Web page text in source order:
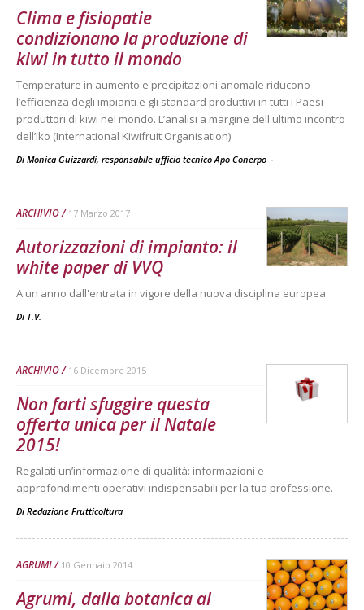
Clima e fisiopatie
condizionano la produzione di
kiwi in tutto il mondo
Temperature in aumento e precipitazioni anomale riducono
l’efficienza degli impianti e gli standard produttivi in tutti i Paesi
produttori di kiwi nel mondo. L’analisi a margine dell'ultimo incontro
dell’Iko (International Kiwifruit Organisation)
Di Monica Guizzardi, responsabile ufficio tecnico Apo Conerpo -
ARCHIVIO 17 Marzo 2017
Autorizzazioni di impianto: il
white paper di VVQ
A un anno dall'entrata in vigore della nuova disciplina europea
Di T.V. -
ARCHIVIO 16 Dicembre 2015
Non farti sfuggire questa
offerta unica per il Natale
2015!
Regalati un’informazione di qualità: informazioni e
approfondimenti operativi indispensabili per la tua professione.
Di Redazione Frutticoltura
AGRUMI 10 Gennaio 2014
Agrumi, dalla botanica al